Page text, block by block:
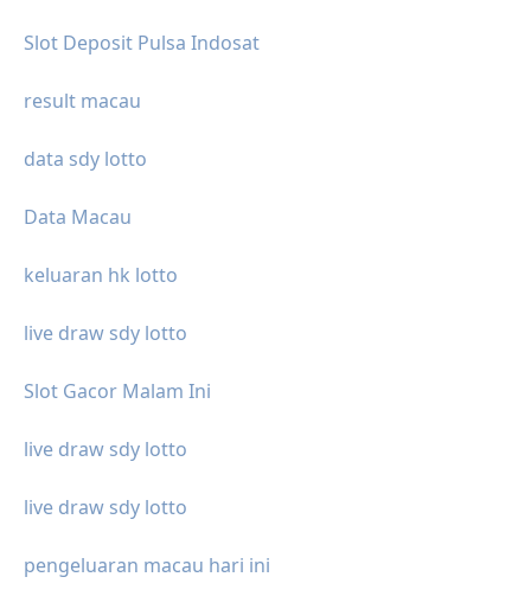
Slot Deposit Pulsa Indosat
result macau
data sdy lotto
Data Macau
keluaran hk lotto
live draw sdy lotto
Slot Gacor Malam Ini
live draw sdy lotto
live draw sdy lotto
pengeluaran macau hari ini